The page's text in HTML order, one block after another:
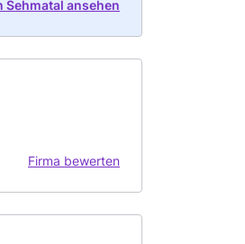
Sehmatal ansehen
Firma bewerten